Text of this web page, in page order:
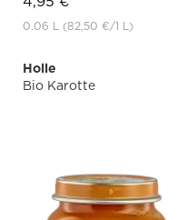
0.06 L (82,50 €/1 L)
Holle
Bio Karotte